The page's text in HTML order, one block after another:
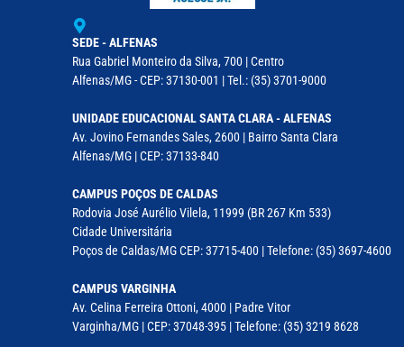
SEDE - ALFENAS
Rua Gabriel Monteiro da Silva, 700 | Centro
Alfenas/MG - CEP: 37130-001 | Tel.: (35) 3701-9000
UNIDADE EDUCACIONAL SANTA CLARA - ALFENAS
Av. Jovino Fernandes Sales, 2600 | Bairro Santa Clara
Alfenas/MG | CEP: 37133-840
CAMPUS POÇOS DE CALDAS
Rodovia José Aurélio Vilela, 11999 (BR 267 Km 533)
Cidade Universitária
Poços de Caldas/MG CEP: 37715-400 | Telefone: (35) 3697-4600
CAMPUS VARGINHA
Av. Celina Ferreira Ottoni, 4000 | Padre Vitor
Varginha/MG | CEP: 37048-395 | Telefone: (35) 3219 8628